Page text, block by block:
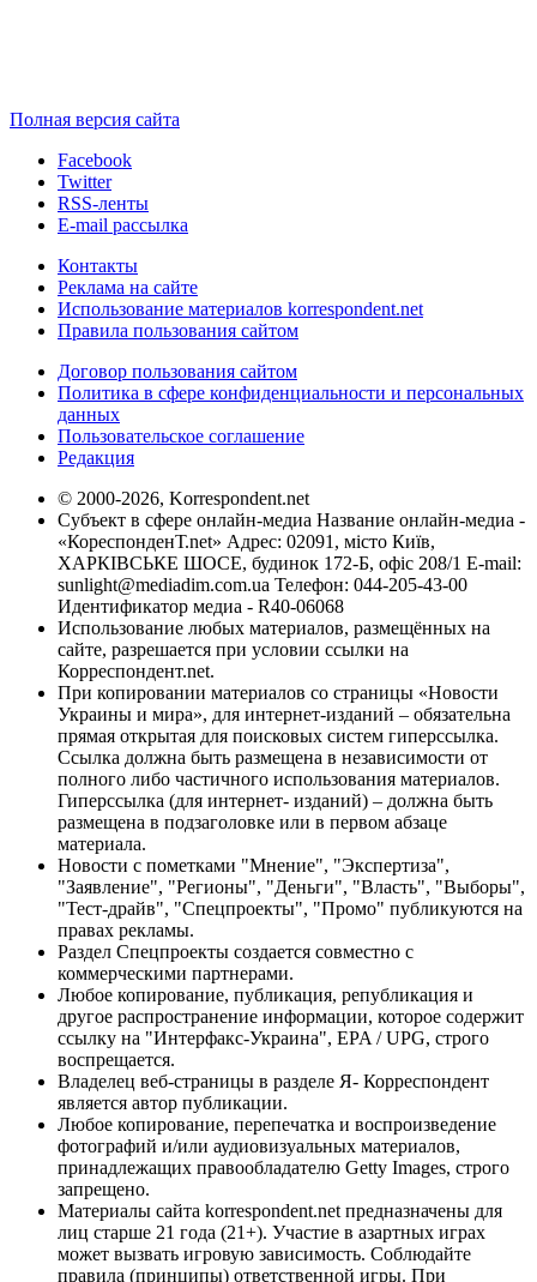
Полная версия сайта
Facebook
Twitter
RSS-ленты
E-mail рассылка
Контакты
Реклама на сайте
Использование материалов korrespondent.net
Правила пользования сайтом
Договор пользования сайтом
Политика в сфере конфиденциальности и персональных
данных
Пользовательское соглашение
Редакция
© 2000-2026, Korrespondent.net
Субъект в сфере онлайн-медиа Название онлайн-медиа -
«КореспонденТ.net» Адрес: 02091, місто Київ,
ХАРКІВСЬКЕ ШОСЕ, будинок 172-Б, офіс 208/1 E-mail:
sunlight@mediadim.com.ua Телефон: 044-205-43-00
Идентификатор медиа - R40-06068
Использование любых материалов, размещённых на
сайте, разрешается при условии ссылки на
Корреспондент.net.
При копировании материалов со страницы «Новости
Украины и мира», для интернет-изданий – обязательна
прямая открытая для поисковых систем гиперссылка.
Ссылка должна быть размещена в независимости от
полного либо частичного использования материалов.
Гиперссылка (для интернет- изданий) – должна быть
размещена в подзаголовке или в первом абзаце
материала.
Новости с пометками "Мнение", "Экспертиза",
"Заявление", "Регионы", "Деньги", "Власть", "Выборы",
"Тест-драйв", "Спецпроекты", "Промо" публикуются на
правах рекламы.
Раздел Спецпроекты создается совместно с
коммерческими партнерами.
Любое копирование, публикация, републикация и
другое распространение информации, которое содержит
ссылку на "Интерфакс-Украина", EPA / UPG, строго
воспрещается.
Владелец веб-страницы в разделе Я- Корреспондент
является автор публикации.
Любое копирование, перепечатка и воспроизведение
фотографий и/или аудиовизуальных материалов,
принадлежащих правообладателю Getty Images, строго
запрещено.
Материалы сайта korrespondent.net предназначены для
лиц старше 21 года (21+). Участие в азартных играх
может вызвать игровую зависимость. Соблюдайте
правила (принципы) ответственной игры. При